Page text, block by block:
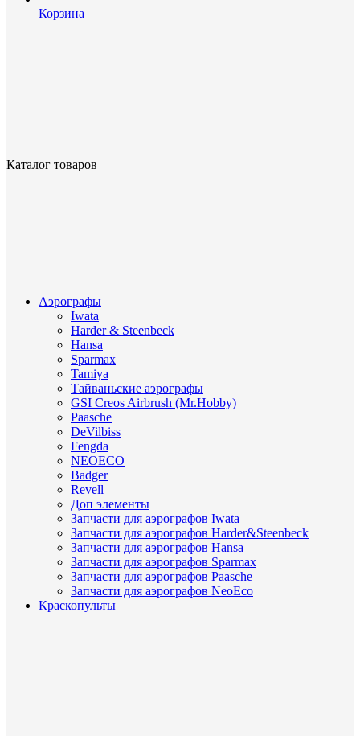
Корзина
Каталог товаров
Аэрографы
Iwata
Harder & Steenbeck
Hansa
Sparmax
Tamiya
Тайваньские аэрографы
GSI Creos Airbrush (Mr.Hobby)
Paasche
DeVilbiss
Fengda
NEOECO
Badger
Revell
Доп элементы
Запчасти для аэрографов Iwata
Запчасти для аэрографов Harder&Steenbeck
Запчасти для аэрографов Hansa
Запчасти для аэрографов Sparmax
Запчасти для аэрографов Paasche
Запчасти для аэрографов NeoEco
Краскопульты